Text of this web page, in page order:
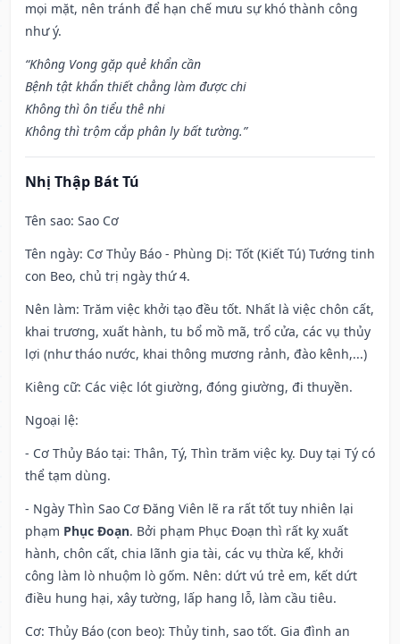
mọi mặt, nên tránh để hạn chế mưu sự khó thành công
như ý.
“Không Vong gặp quẻ khẩn cần
Bệnh tật khẩn thiết chẳng làm được chi
Không thì ôn tiểu thê nhi
Không thì trộm cắp phân ly bất tường.”
Nhị Thập Bát Tú
Tên sao: Sao Cơ
Tên ngày: Cơ Thủy Báo - Phùng Dị: Tốt (Kiết Tú) Tướng tinh
con Beo, chủ trị ngày thứ 4.
Nên làm: Trăm việc khởi tạo đều tốt. Nhất là việc chôn cất,
khai trương, xuất hành, tu bổ mồ mã, trổ cửa, các vụ thủy
lợi (như tháo nước, khai thông mương rảnh, đào kênh,...)
Kiêng cữ: Các việc lót giường, đóng giường, đi thuyền.
Ngoại lệ:
- Cơ Thủy Báo tại: Thân, Tý, Thìn trăm việc kỵ. Duy tại Tý có
thể tạm dùng.
- Ngày Thìn Sao Cơ Đăng Viên lẽ ra rất tốt tuy nhiên lại
phạm Phục Đoạn. Bởi phạm Phục Đoạn thì rất kỵ xuất
hành, chôn cất, chia lãnh gia tài, các vụ thừa kế, khởi
công làm lò nhuộm lò gốm. Nên: dứt vú trẻ em, kết dứt
điều hung hại, xây tường, lấp hang lỗ, làm cầu tiêu.
Cơ: Thủy Báo (con beo): Thủy tinh, sao tốt. Gia đình an